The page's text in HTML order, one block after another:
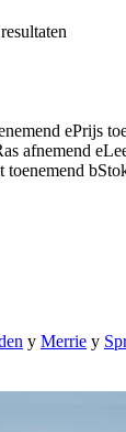
ePrijs
afnemend e
toenemend b
y Merrie y